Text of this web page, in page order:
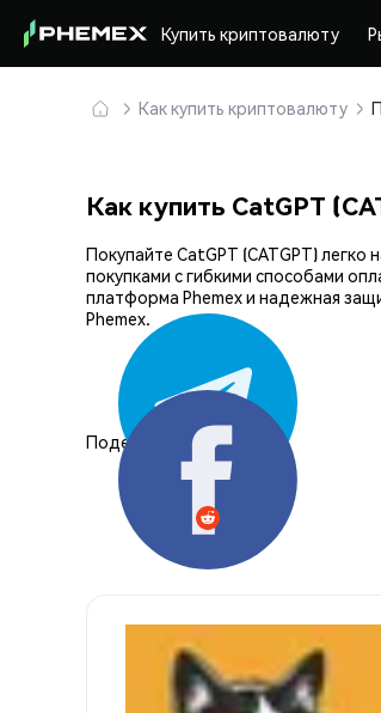
Купить криптовалюту
Как купить криптовалюту
Как купить CatGPT
Покупайте CatGPT (CATGPT)
покупками с гибкими способами
платформа Phemex и надежная
Phemex.
Поделиться: